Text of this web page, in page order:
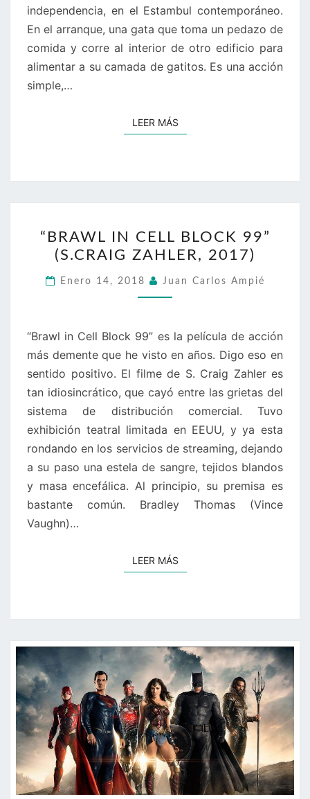
independencia, en el Estambul contemporáneo.
En el arranque, una gata que toma un pedazo de
comida y corre al interior de otro edificio para
alimentar a su camada de gatitos. Es una acción
simple,…
LEER MÁSLEER MÁS
IN
CELL
BLOCK
99”
ZAHLER,
2017)
“BRAWL IN CELL BLOCK 99”
(S.CRAIG ZAHLER, 2017)
Enero 14, 2018 Juan Carlos Ampié
“Brawl in Cell Block 99” es la película de acción
más demente que he visto en años. Digo eso en
sentido positivo. El filme de S. Craig Zahler es
tan idiosincrático, que cayó entre las grietas del
sistema de distribución comercial. Tuvo
exhibición teatral limitada en EEUU, y ya esta
rondando en los servicios de streaming, dejando
a su paso una estela de sangre, tejidos blandos
y masa encefálica. Al principio, su premisa es
bastante común. Bradley Thomas (Vince
Vaughn)…
LEER MÁSLEER MÁS